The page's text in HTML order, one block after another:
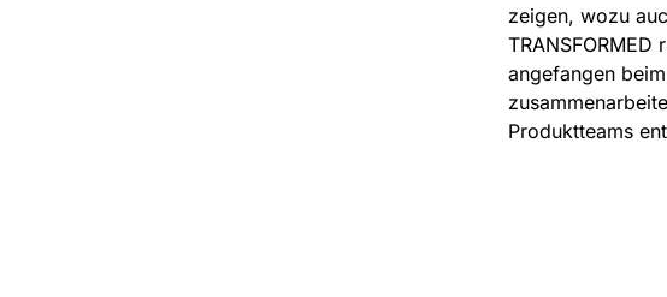
zeigen, wozu
angefangen
Produktteams